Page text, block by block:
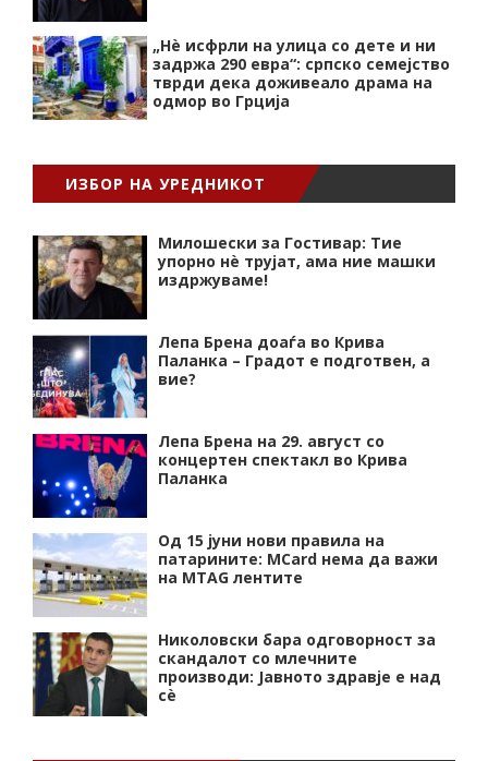
„Нѐ исфрли на улица со дете и ни
задржа 290 евра“: српско семејство
тврди дека доживеало драма на
одмор во Грција
ИЗБОР НА УРЕДНИКОТ
Милошески за Гостивар: Тие
упорно нѐ трујат, ама ние машки
издржуваме!
Лепа Брена доаѓа во Крива
Паланка – Градот е подготвен, а
вие?
Лепа Брена на 29. август со
концертен спектакл во Крива
Паланка
Од 15 јуни нови правила на
патарините: MCard нема да важи
на MTAG лентите
Николовски бара одговорност за
скандалот со млечните
производи: Јавното здравје е над
сѐ